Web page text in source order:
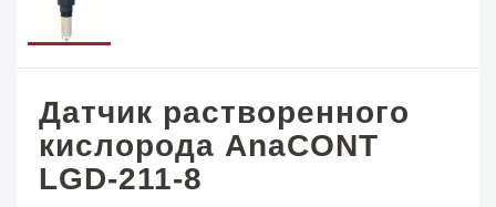
Датчик растворенного
кислорода AnaCONT
LGD-211-8